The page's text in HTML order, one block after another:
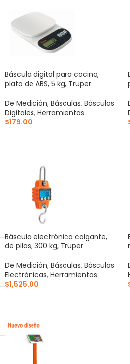
Báscula digital para cocina,
plato de ABS, 5 kg, Truper
De Medición, Básculas, Básculas
Digitales, Herramientas
$179.00
Báscula electrónica colgante,
de pilas, 300 kg, Truper
De Medición, Básculas, Básculas
Electrónicas, Herramientas
$1,525.00